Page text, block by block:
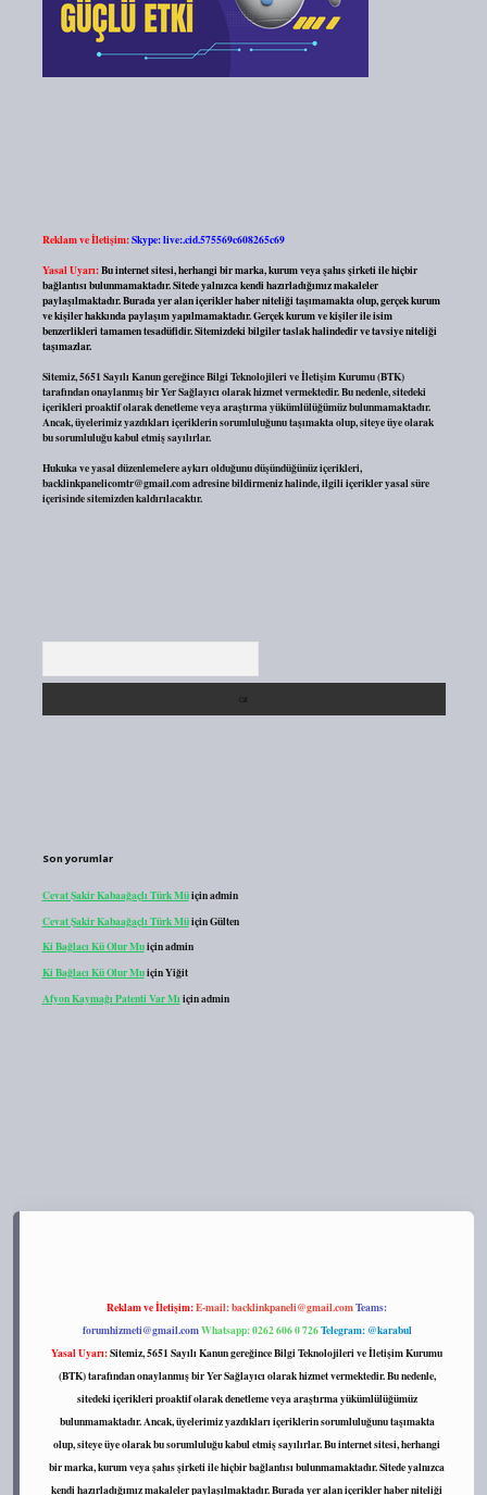
Reklam ve İletişim:Skype: live:.cid.575569c608265c69
Yasal Uyarı:Bu internet sitesi, herhangi bir marka, kurum veya şahıs şirketi ile hiçbir
bağlantısı bulunmamaktadır. Sitede yalnızca kendi hazırladığımız makaleler
paylaşılmaktadır. Burada yer alan içerikler haber niteliği taşımamakta olup, gerçek kurum
ve kişiler hakkında paylaşım yapılmamaktadır. Gerçek kurum ve kişiler ile isim
benzerlikleri tamamen tesadüfidir. Sitemizdeki bilgiler taslak halindedir ve tavsiye niteliği
taşımazlar.
Sitemiz, 5651 Sayılı Kanun gereğince Bilgi Teknolojileri ve İletişim Kurumu (BTK)
tarafından onaylanmış bir Yer Sağlayıcı olarak hizmet vermektedir. Bu nedenle, sitedeki
içerikleri proaktif olarak denetleme veya araştırma yükümlülüğümüz bulunmamaktadır.
Ancak, üyelerimiz yazdıkları içeriklerin sorumluluğunu taşımakta olup, siteye üye olarak
bu sorumluluğu kabul etmiş sayılırlar.
Hukuka ve yasal düzenlemelere aykırı olduğunu düşündüğünüz içerikleri,
backlinkpanelicomtr@gmail.comadresine bildirmeniz halinde, ilgili içerikler yasal süre
içerisinde sitemizden kaldırılacaktır.
Son yorumlar
Cevat Şakir Kabaağaçlı Türk Müiçinadmin
Cevat Şakir Kabaağaçlı Türk MüiçinGülten
Ki Bağlacı Kü Olur Muiçinadmin
Ki Bağlacı Kü Olur MuiçinYiğit
Afyon Kaymağı Patenti Var Mı içinadmin
Reklam ve İletişim:E-mail:backlinkpaneli@gmail.comTeams:
forumhizmeti@gmail.comWhatsapp: 0262 606 0 726Telegram: @karabul
Yasal Uyarı:Sitemiz, 5651 Sayılı Kanun gereğince Bilgi Teknolojileri ve İletişim Kurumu
(BTK) tarafından onaylanmış bir Yer Sağlayıcı olarak hizmet vermektedir. Bu nedenle,
sitedeki içerikleri proaktif olarak denetleme veya araştırma yükümlülüğümüz
bulunmamaktadır. Ancak, üyelerimiz yazdıkları içeriklerin sorumluluğunu taşımakta
olup, siteye üye olarak bu sorumluluğu kabul etmiş sayılırlar. Bu internet sitesi, herhangi
bir marka, kurum veya şahıs şirketi ile hiçbir bağlantısı bulunmamaktadır. Sitede yalnızca
kendi hazırladığımız makaleler paylaşılmaktadır. Burada yer alan içerikler haber niteliği